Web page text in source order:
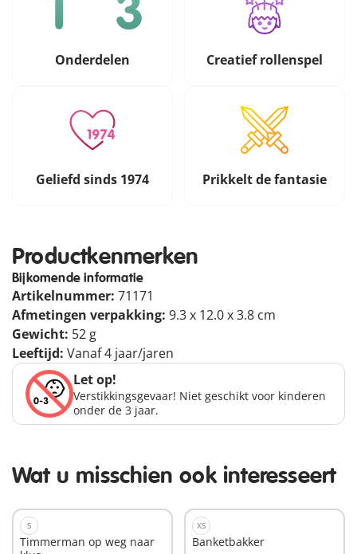
Onderdelen Creatief rollenspel
Geliefd sinds 1974 Prikkelt de fantasie
Productkenmerken
Bijkomende informatie
Artikelnummer: 71171
Afmetingen verpakking: 9.3 x 12.0 x 3.8 cm
Gewicht: 52 g
Leeftijd: Vanaf 4 jaar/jaren
Let op!
Verstikkingsgevaar! Niet geschikt voor kinderen
onder de 3 jaar.
Wat u misschien ook interesseert
S
Timmerman op weg naar
XS
Banketbakker